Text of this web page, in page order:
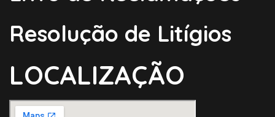
Resolução de Litígios
LOCALIZAÇÃO